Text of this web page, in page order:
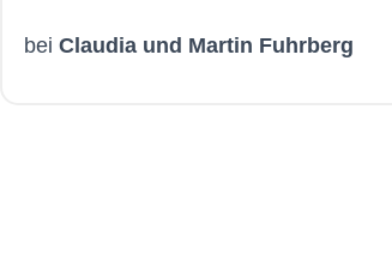
bei Claudia und Martin Fuhrberg